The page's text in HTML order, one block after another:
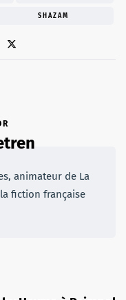
SHAZAM
animateur de La
fiction française